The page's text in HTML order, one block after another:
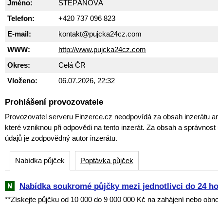
Jméno:
ŠTĚPÁNOVÁ
Telefon:
+420 737 096 823
E-mail:
kontakt@pujcka24cz.com
WWW:
http://www.pujcka24cz.com
Okres:
Celá ČR
Vloženo:
06.07.2026, 22:32
Prohlášení provozovatele
Provozovatel serveru Finzerce.cz neodpovídá za obsah inzerátu
které vzniknou při odpovědi na tento inzerát. Za obsah a
údajů je zodpovědný autor inzerátu.
Nabídka půjček Poptávka půjček
Nabídka soukromé půjčky mezi jednotlivci do 24
**Získejte půjčku od 10 000 do 9 000 000 Kč na zahájení nebo